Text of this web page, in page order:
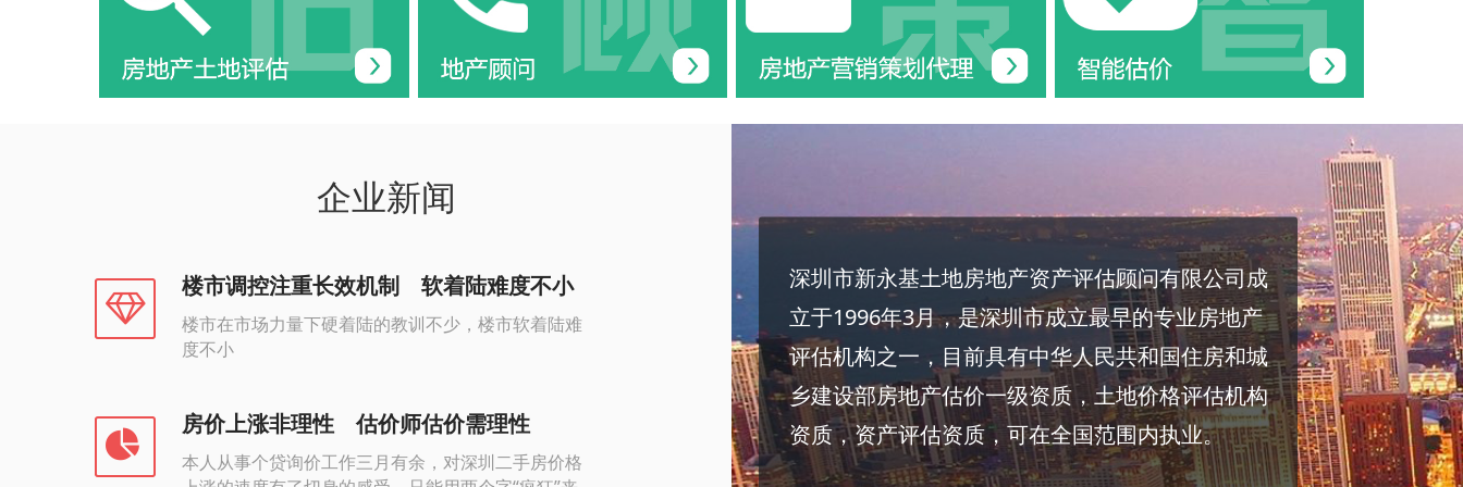
企业新闻
楼市调控注重长效机制 软着陆难度不小
楼市在市场力量下硬着陆的教训不少，楼市软着陆难
度不小
房价上涨非理性 估价师估价需理性
本人从事个贷询价工作三月有余，对深圳二手房价格
深圳市新永基土地房地产资产评估顾问有限公司成
立于1996年3月，是深圳市成立最早的专业房地产
评估机构之一，目前具有中华人民共和国住房和城
乡建设部房地产估价一级资质，土地价格评估机构
资质，资产评估资质，可在全国范围内执业。